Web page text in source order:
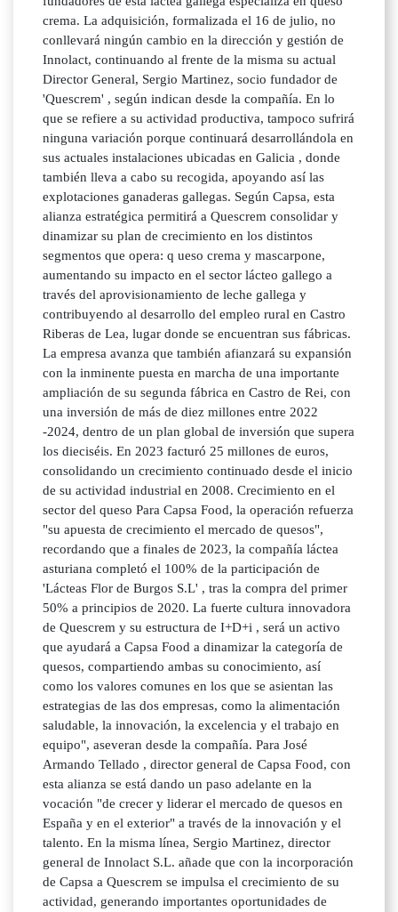
crema. La adquisición, formalizada el 16 de julio, no
conllevará ningún cambio en la dirección y gestión de
Innolact, continuando al frente de la misma su actual
Director General, Sergio Martinez, socio fundador de
'Quescrem' , según indican desde la compañía. En lo
que se refiere a su actividad productiva, tampoco sufrirá
ninguna variación porque continuará desarrollándola en
sus actuales instalaciones ubicadas en Galicia , donde
también lleva a cabo su recogida, apoyando así las
explotaciones ganaderas gallegas. Según Capsa, esta
alianza estratégica permitirá a Quescrem consolidar y
dinamizar su plan de crecimiento en los distintos
segmentos que opera: q ueso crema y mascarpone,
aumentando su impacto en el sector lácteo gallego a
través del aprovisionamiento de leche gallega y
contribuyendo al desarrollo del empleo rural en Castro
Riberas de Lea, lugar donde se encuentran sus fábricas.
La empresa avanza que también afianzará su expansión
con la inminente puesta en marcha de una importante
ampliación de su segunda fábrica en Castro de Rei, con
una inversión de más de diez millones entre 2022
-2024, dentro de un plan global de inversión que supera
los dieciséis. En 2023 facturó 25 millones de euros,
consolidando un crecimiento continuado desde el inicio
de su actividad industrial en 2008. Crecimiento en el
sector del queso Para Capsa Food, la operación refuerza
"su apuesta de crecimiento el mercado de quesos",
recordando que a finales de 2023, la compañía láctea
asturiana completó el 100% de la participación de
'Lácteas Flor de Burgos S.L' , tras la compra del primer
50% a principios de 2020. La fuerte cultura innovadora
de Quescrem y su estructura de I+D+i , será un activo
que ayudará a Capsa Food a dinamizar la categoría de
quesos, compartiendo ambas su conocimiento, así
como los valores comunes en los que se asientan las
estrategias de las dos empresas, como la alimentación
saludable, la innovación, la excelencia y el trabajo en
equipo", aseveran desde la compañía. Para José
Armando Tellado , director general de Capsa Food, con
esta alianza se está dando un paso adelante en la
vocación "de crecer y liderar el mercado de quesos en
España y en el exterior" a través de la innovación y el
talento. En la misma línea, Sergio Martinez, director
general de Innolact S.L. añade que con la incorporación
de Capsa a Quescrem se impulsa el crecimiento de su
actividad, generando importantes oportunidades de